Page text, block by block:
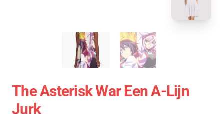
The Asterisk War Een A-Lijn
Jurk